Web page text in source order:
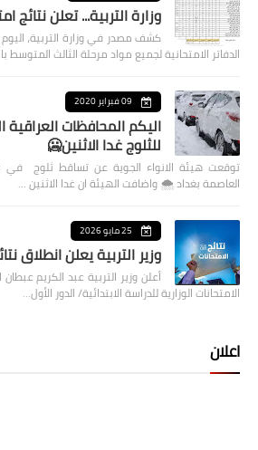
وزارة التربية... تعلن نتائج
كشف مصدر في وزارة التربية، اليوم
الدفاتر الامتحانية لجميع مواد مرحلة الثالث المتوسط
09 فبراير 2020
اليكم المحافظات
للثلوج غدا الاثنين🥶
توقعت هيئة الانواء الجوية عن تساقط ثلوج
العاصمة بغداد ⁦🌨️⁩ واضافت الهيئة ان غدا الاثنين …
25 مايو 2026
وزير التربية يعلن انطلاق
أعلن وزير التربية عبد الكريم عبطان
الامتحانات الوزارية للدراسة الابتدائية/ الدور الأول…
اعلان